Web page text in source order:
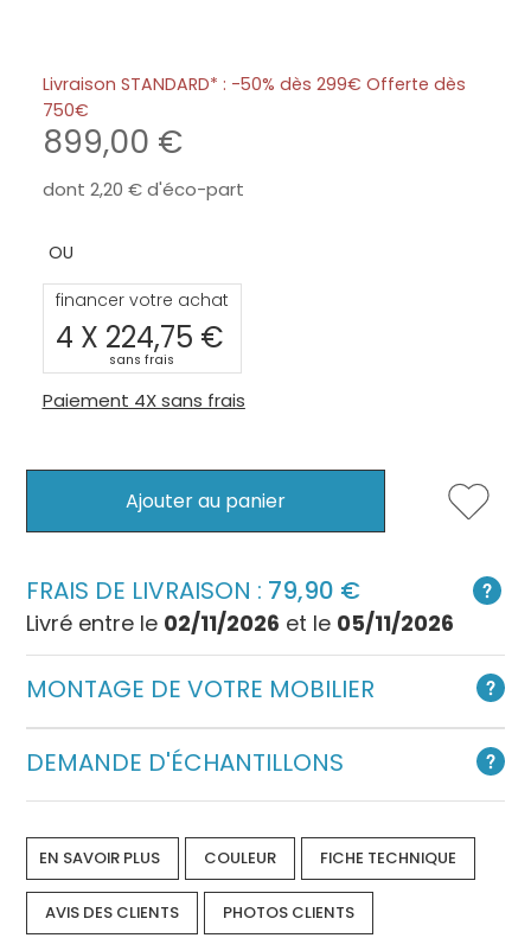
Livraison STANDARD* : -50% dès 299€ Offerte dès
750
899,00
dont 2,20d'éco-part
financer votre achat
4 X 224,75
sans frais
Paiement 4X sans frais
Ajouter au panier
FRAIS DE LIVRAISON : 79,90
Livré entre le 02/11/2026 et le 05/11/2026
MONTAGE DE VOTRE MOBILIER
DEMANDE D'ÉCHANTILLONS
EN SAVOIR PLUS COULEUR FICHE TECHNIQUE
AVIS DES CLIENTS PHOTOS CLIENTS